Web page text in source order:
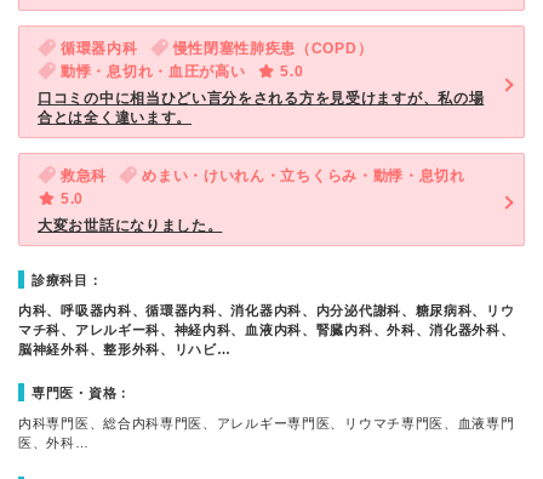
循環器内科
慢性閉塞性肺疾患（COPD）
動悸・息切れ・血圧が高い
5.0
口コミの中に相当ひどい言分をされる方を見受けますが、私の場
合とは全く違います。
救急科
めまい・けいれん・立ちくらみ・動悸・息切れ
5.0
大変お世話になりました。
診療科目：
内科、呼吸器内科、循環器内科、消化器内科、内分泌代謝科、糖尿病科、リウ
マチ科、アレルギー科、神経内科、血液内科、腎臓内科、外科、消化器外科、
脳神経外科、整形外科、リハビ…
専門医・資格：
内科専門医、総合内科専門医、アレルギー専門医、リウマチ専門医、血液専門
医、外科…